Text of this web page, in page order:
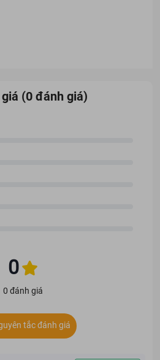
(0 đánh giá)
0
0 đánh giá
tắc đánh giá